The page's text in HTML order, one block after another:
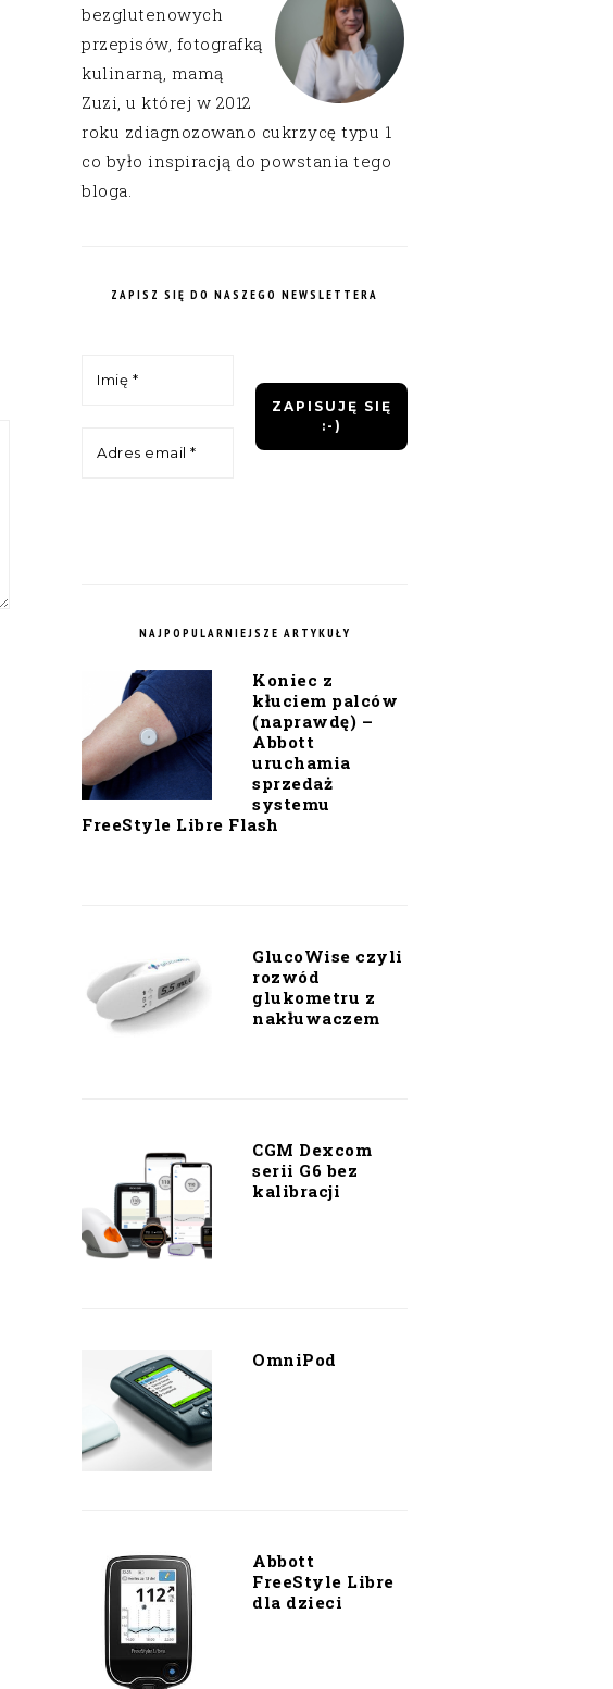
bezglutenowych
przepisów, fotografką
kulinarną, mamą
Zuzi, u której w 2012
roku zdiagnozowano cukrzycę typu 1
co było inspiracją do powstania tego
bloga.
ZAPISZ SIĘ DO NASZEGO NEWSLETTERA
NAJPOPULARNIEJSZE ARTYKUŁY
Koniec z
kłuciem palców
(naprawdę) –
Abbott
uruchamia
sprzedaż
systemu
FreeStyle Libre Flash
GlucoWise czyli
rozwód
glukometru z
nakłuwaczem
CGM Dexcom
serii G6 bez
kalibracji
OmniPod
Abbott
FreeStyle Libre
dla dzieci